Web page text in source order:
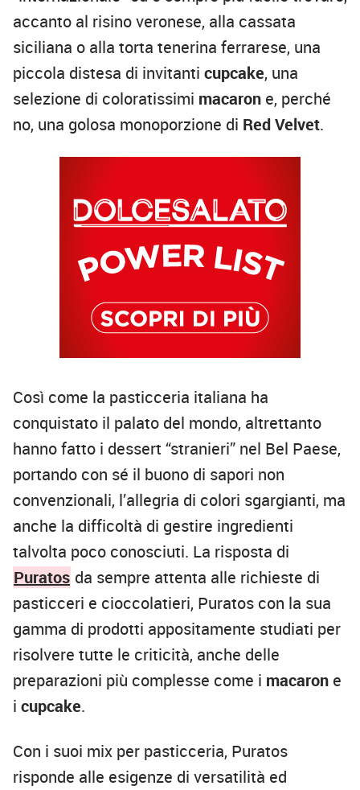
accanto al risino veronese, alla cassata
siciliana o alla torta tenerina ferrarese, una
piccola distesa di invitanti cupcake, una
selezione di coloratissimi macaron e, perché
no, una golosa monoporzione di RedVelvet.
Così come la pasticceria italiana ha
conquistato il palato del mondo, altrettanto
hanno fatto i dessert “stranieri” nel Bel Paese,
portando con sé il buono di sapori non
convenzionali, l’allegria di colori sgargianti, ma
anche la difficoltà di gestire ingredienti
talvolta poco conosciuti. La risposta di
Puratos da sempre attenta alle richieste di
pasticceri e cioccolatieri, Puratos con la sua
gamma di prodotti appositamente studiati per
risolvere tutte le criticità, anche delle
preparazioni più complesse come i macaron e
i cupcake.
Con i suoi mix per pasticceria, Puratos
risponde alle esigenze di versatilità ed